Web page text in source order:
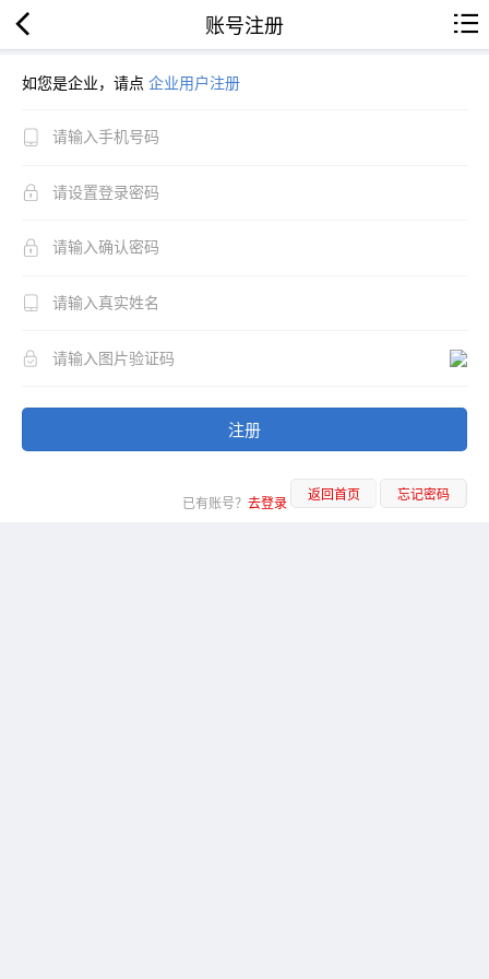
账号注册
如您是企业，请点 企业用户注册
注册
已有账号？ 去登录 返回首页 忘记密码